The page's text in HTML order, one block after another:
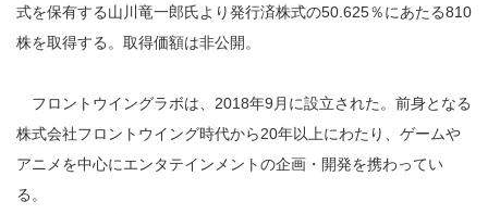
式を保有する山川竜一郎氏より発行済株式の50.625％にあたる810
株を取得する。取得価額は非公開。
フロントウイングラボは、2018年9月に設立された。前身となる
株式会社フロントウイング時代から20年以上にわたり、ゲームや
アニメを中心にエンタテインメントの企画・開発を携わってい
る。